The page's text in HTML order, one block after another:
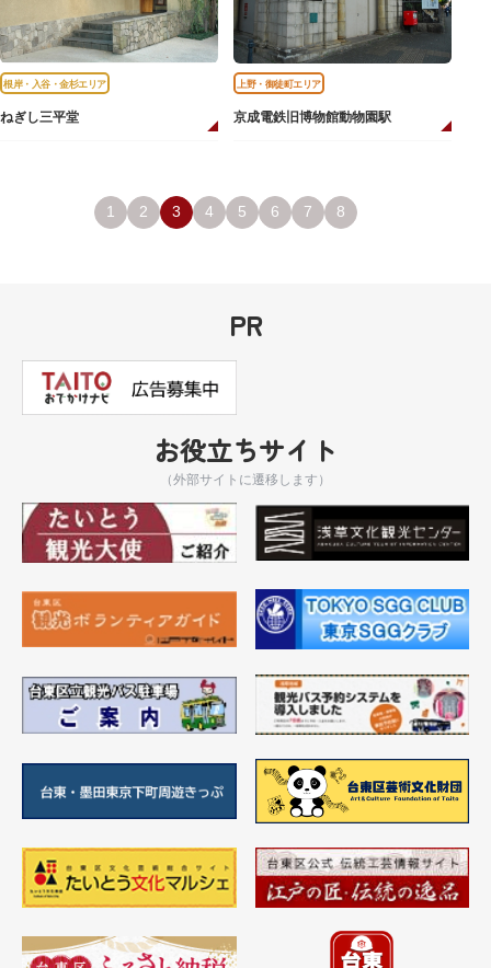
根岸・入谷・金杉エリア
ねぎし三平堂
上野・御徒町エリア
京成電鉄旧博物館動物園駅
1 2 3 4 5 6 7 8
PR
お役立ちサイト
（外部サイトに遷移します）